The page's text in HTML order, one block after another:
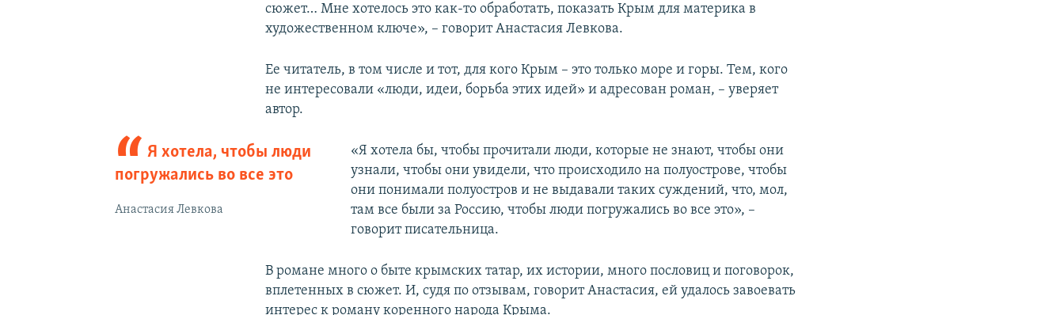
сюжет… Мне хотелось это как-то обработать, показать Крым для материка в
художественном ключе», – говорит Анастасия Левкова.
Ее читатель, в том числе и тот, для кого Крым – это только море и горы. Тем, кого
не интересовали «люди, идеи, борьба этих идей» и адресован роман, – уверяет
автор.
Я хотела, чтобы люди
погружались во все это
Анастасия Левкова
«Я хотела бы, чтобы прочитали люди, которые не знают, чтобы они
узнали, чтобы они увидели, что происходило на полуострове, чтобы
они понимали полуостров и не выдавали таких суждений, что, мол,
там все были за Россию, чтобы люди погружались во все это», –
говорит писательница.
В романе много о быте крымских татар, их истории, много пословиц и поговорок,
вплетенных в сюжет. И, судя по отзывам, говорит Анастасия, ей удалось завоевать
интерес к роману коренного народа Крыма.